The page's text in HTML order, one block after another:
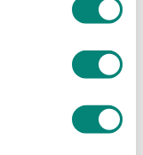
Abfindung
werden
gespart werden
sind.